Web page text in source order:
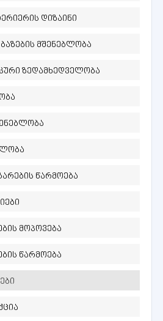
დიზაინი
მშენებლობა
ზედამხედველობა
წარმოება
მოპოვება
წარმოება